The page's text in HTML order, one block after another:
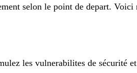
selon le point de depart.
les vulnerabilites de